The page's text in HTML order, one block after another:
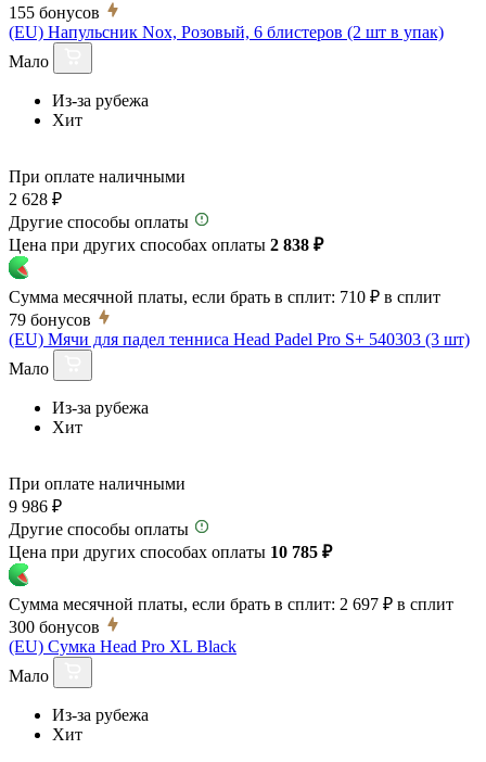
155 бонусов
(EU) Напульсник Nox, Розовый, 6 блистеров (2 шт в упак)
Мало
Из-за рубежа
Хит
При оплате наличными
2 628 ₽
Другие способы оплаты
Цена при других способах оплаты 2 838 ₽
Сумма месячной платы, если брать в сплит: 710 ₽ в сплит
79 бонусов
(EU) Мячи для падел тенниса Head Padel Pro S+ 540303 (3 шт)
Мало
Из-за рубежа
Хит
При оплате наличными
9 986 ₽
Другие способы оплаты
Цена при других способах оплаты 10 785 ₽
Сумма месячной платы, если брать в сплит: 2 697 ₽ в сплит
300 бонусов
(EU) Сумка Head Pro XL Black
Мало
Из-за рубежа
Хит